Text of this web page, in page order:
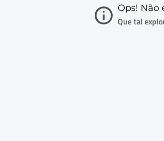
Ops! Não
Que tal